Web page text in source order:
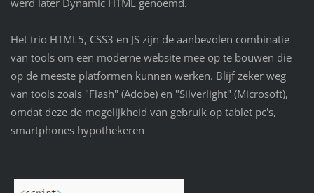
werd later Dynamic HTML genoemd.
Het trio HTML5, CSS3 en JS zijn de aanbevolen combinatie
van tools om een moderne website mee op te bouwen die
op de meeste platformen kunnen werken. Blijf zeker weg
van tools zoals "Flash" (Adobe) en "Silverlight" (Microsoft),
omdat deze de mogelijkheid van gebruik op tablet pc's,
smartphones hypothekeren